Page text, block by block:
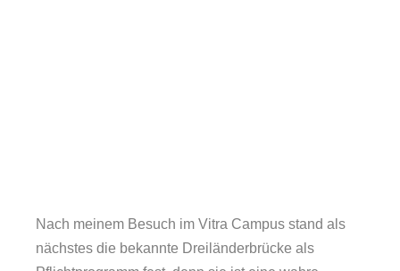
Nach meinem Besuch im Vitra Campus stand als
nächstes die bekannte Dreiländerbrücke als